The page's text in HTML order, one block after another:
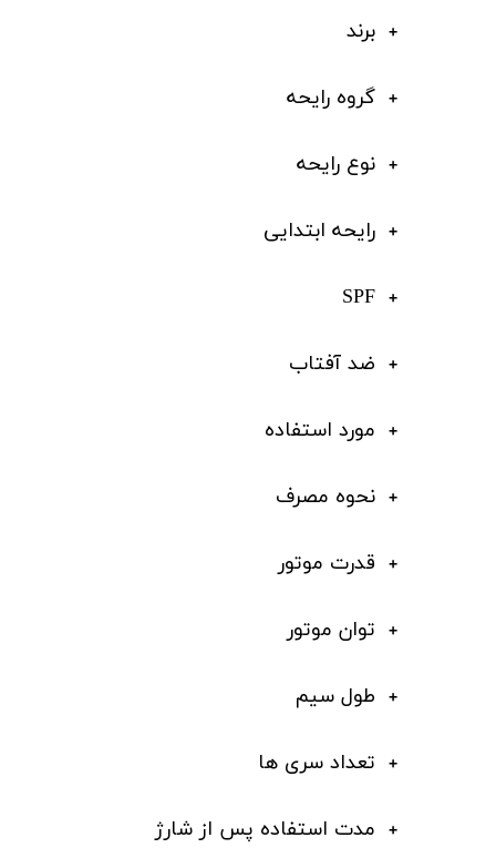
برند
گروه رایحه
نوع رایحه
رایحه ابتدایی
SPF
ضد آفتاب
مورد استفاده
نحوه مصرف
قدرت موتور
توان موتور
طول سیم
تعداد سری ها
مدت استفاده پس از شارژ